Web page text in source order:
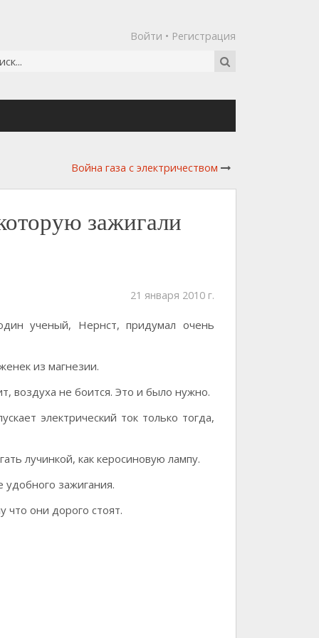
Войти • Регистрация
Война газа с электричеством
зажигали
21 января 2010 г.
ученый, Нернст, придумал очень
из магнезии.
воздуха не боится. Это и было нужно.
электрический ток только тогда,
лучинкой, как керосиновую лампу.
зажигания.
что они дорого стоят.